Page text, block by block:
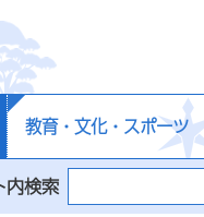
教育・文化・スポーツ
内検索